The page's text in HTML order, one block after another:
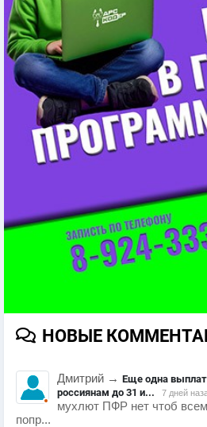
НОВЫЕ
Дмитрий → Еще одна
россиянам до 31 и...
7 дней
мухлют ПФР нет чтоб
попр...